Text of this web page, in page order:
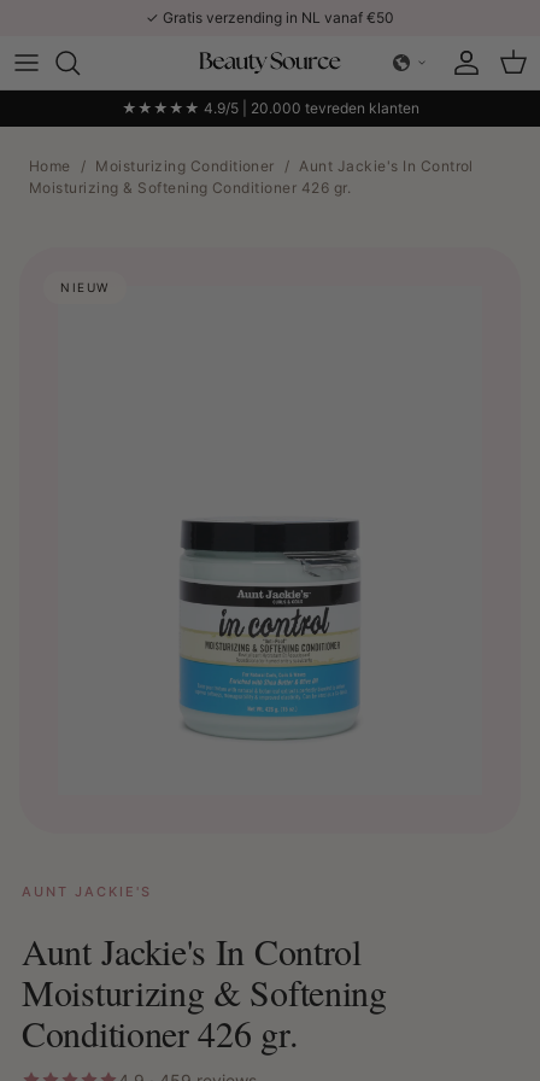
✓ Gratis verzending in NL vanaf €50
Account
★★★★★ 4.9/5 | 20.000 tevreden klanten
Home / Moisturizing Conditioner / Aunt Jackie's In Control
Moisturizing & Softening Conditioner 426 gr.
NIEUW
AUNT JACKIE'S
Aunt Jackie's In Control
Moisturizing & Softening
Conditioner 426 gr.